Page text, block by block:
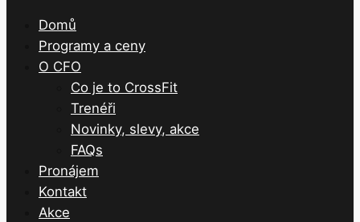
Domů
Programy a ceny
O CFO
Co je to CrossFit
Trenéři
Novinky, slevy, akce
FAQs
Pronájem
Kontakt
Akce